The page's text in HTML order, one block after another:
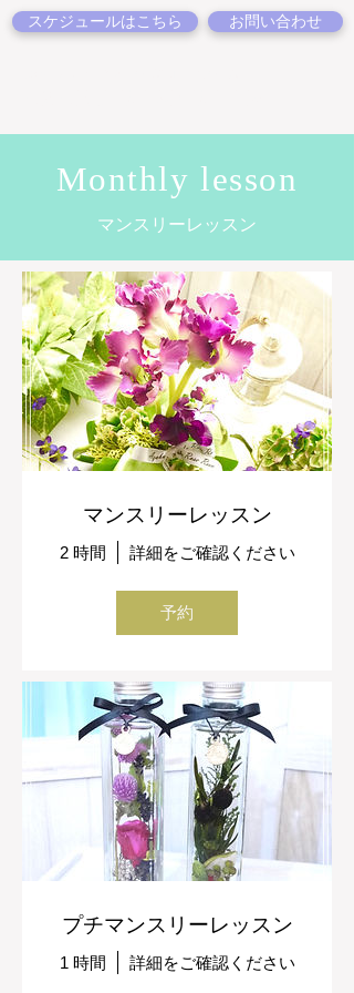
スケジュールはこちら お問い合わせ
Monthly lesson
マンスリーレッスン
マンスリーレッスン
2 時間 詳細をご確認ください
予約
プチマンスリーレッスン
1 時間 詳細をご確認ください